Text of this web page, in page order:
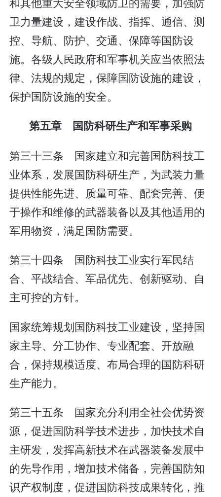
卫力量建设，建设作战、指挥、通信、测
控、导航、防护、交通、保障等国防设
施。各级人民政府和军事机关应当依照法
律、法规的规定，保障国防设施的建设，
保护国防设施的安全。
第五章 国防科研生产和军事采购
第三十三条 国家建立和完善国防科技工
业体系，发展国防科研生产，为武装力量
提供性能先进、质量可靠、配套完善、便
于操作和维修的武器装备以及其他适用的
军用物资，满足国防需要。
第三十四条 国防科技工业实行军民结
合、平战结合、军品优先、创新驱动、自
主可控的方针。
国家统筹规划国防科技工业建设，坚持国
家主导、分工协作、专业配套、开放融
合，保持规模适度、布局合理的国防科研
生产能力。
第三十五条 国家充分利用全社会优势资
源，促进国防科学技术进步，加快技术自
主研发，发挥高新技术在武器装备发展中
的先导作用，增加技术储备，完善国防知
识产权制度，促进国防科技成果转化，推